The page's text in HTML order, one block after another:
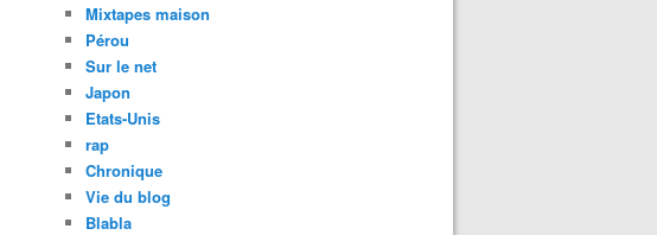
Mixtapes maison
Pérou
Sur le net
Japon
Etats-Unis
rap
Chronique
Vie du blog
Blabla